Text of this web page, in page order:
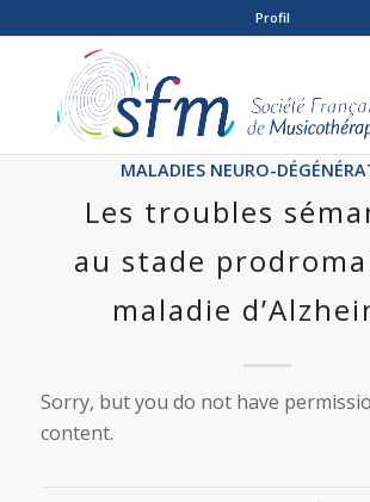
Profil
MALADIES NEURO-
Les troubles
au stade
maladie
Sorry, but you do not have
content.